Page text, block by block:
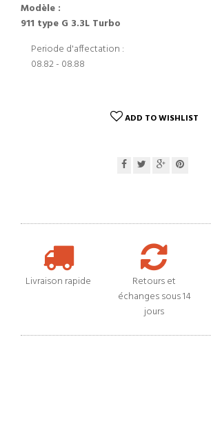
Modèle :
911 type G 3.3L Turbo
Periode d'affectation :
08.82 - 08.88
ADD TO WISHLIST
Livraison rapide
Retours et
échanges sous 14
jours